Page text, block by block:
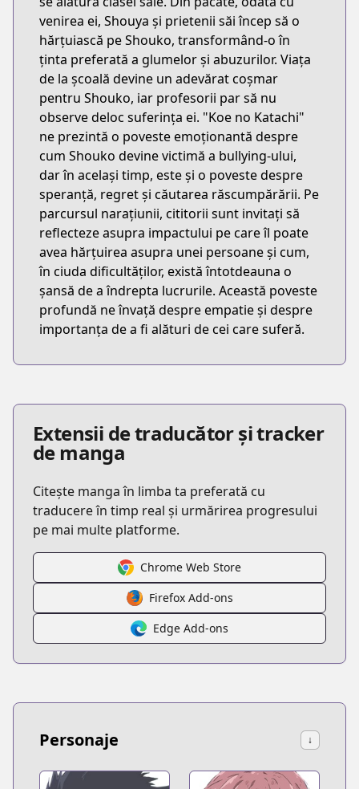
venirea ei, Shouya și prietenii săi încep să o
hărțuiască pe Shouko, transformând-o în
ținta preferată a glumelor și abuzurilor. Viața
de la școală devine un adevărat coșmar
pentru Shouko, iar profesorii par să nu
observe deloc suferința ei. "Koe no Katachi"
ne prezintă o poveste emoționantă despre
cum Shouko devine victimă a bullying-ului,
dar în același timp, este și o poveste despre
speranță, regret și căutarea răscumpărării. Pe
parcursul narațiunii, cititorii sunt invitați să
reflecteze asupra impactului pe care îl poate
avea hărțuirea asupra unei persoane și cum,
în ciuda dificultăților, există întotdeauna o
șansă de a îndrepta lucrurile. Această poveste
profundă ne învață despre empatie și despre
importanța de a fi alături de cei care suferă.
Extensii de traducător și tracker
de manga
Citește manga în limba ta preferată cu
traducere în timp real și urmărirea progresului
pe mai multe platforme.
Chrome Web Store
Firefox Add-ons
Edge Add-ons
Personaje ↓